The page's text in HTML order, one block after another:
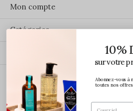
Mon compte
Catégories
ÉCRIVEZ-NOUS
10%
sur votre
Abonnez-vous
toutes nos offres